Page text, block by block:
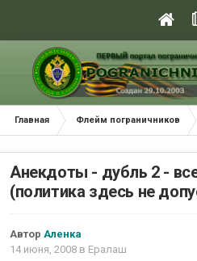
Главная Флейм пограничников
Анекдоты - дубль 2 -
(политика здесь не
Автор Аленка
14 июня, 2008 в Ералаш